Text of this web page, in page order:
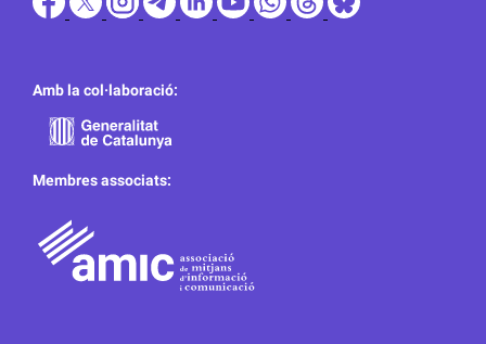
Amb la col·laboració:
Membres associats: